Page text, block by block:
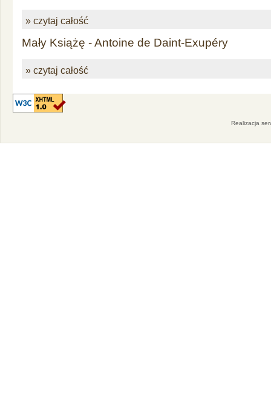
» czytaj całość
Mały Książę - Antoine de Daint-Exupéry
» czytaj całość
Realizacja